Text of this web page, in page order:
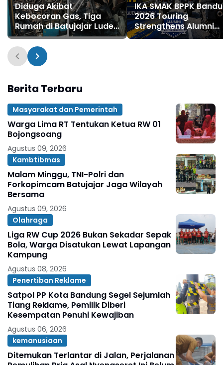
Diduga Akibat
Kebocoran Gas, Tiga
Rumah di Batujajar Ludes
Terbakar, Kerugian
Ditaksir Mencapai Rp750
Juta
IKA SMAK BPPK
2026 Touring
Strengthens Alumni
Bonds Through "Ride
Berita Terbaru
Masyarakat dan Pemerintah
Warga Lima RT Tentukan Ketua RW 01
Bojongsoang
Agustus 09, 2026
Kambtibmas
Malam Minggu, TNI-Polri dan
Forkopimcam Batujajar Jaga Wilayah
Bersama
Agustus 09, 2026
Olahraga
Liga RW Cup 2026 Bukan Sekadar Sepak
Bola, Warga Disatukan Lewat Lapangan
Kampung
Agustus 08, 2026
Penertiban Reklame
Satpol PP Kota Bandung Segel Sejumlah
Tiang Reklame, Pemilik Diberi
Kesempatan Penuhi Kewajiban
Agustus 06, 2026
kemanusiaan
Ditemukan Terlantar di Jalan, Perjalanan